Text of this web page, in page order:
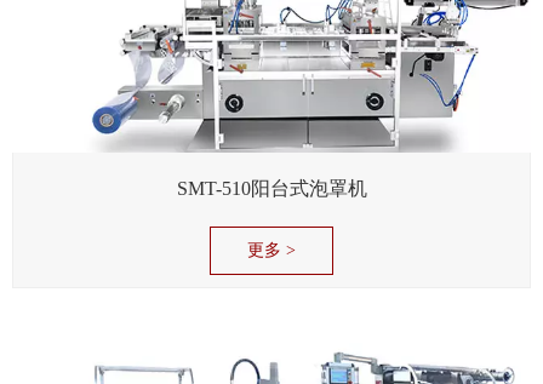
SMT-510阳台式泡罩机
更多 >